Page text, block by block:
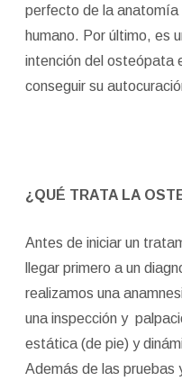
perfecto de la anatomía
humano. Por último, es
intención del osteópata
conseguir su
¿QUÉ TRATA LA
Antes de iniciar un
llegar primero a un
realizamos una
una inspección y
estática (de pie) y
Además de las pruebas